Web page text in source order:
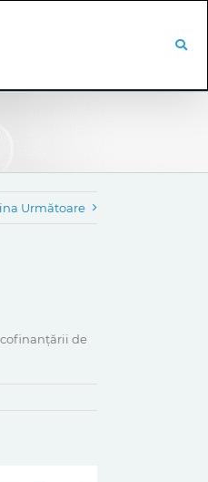
Următoare
cofinanțării de